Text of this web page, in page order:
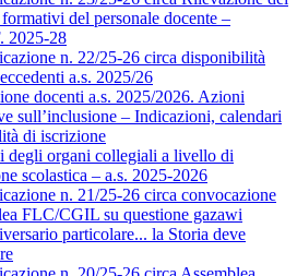
del personale docente –
2025-28
n. 22/25-26 circa disponibilità
a.s. 2025/26
docenti a.s. 2025/2026. Azioni
sull’inclusione – Indicazioni, calendari
di iscrizione
degli organi collegiali a livello di
scolastica – a.s. 2025-2026
n. 21/25-26 circa convocazione
FLC/CGIL su questione gazawi
particolare... la Storia deve